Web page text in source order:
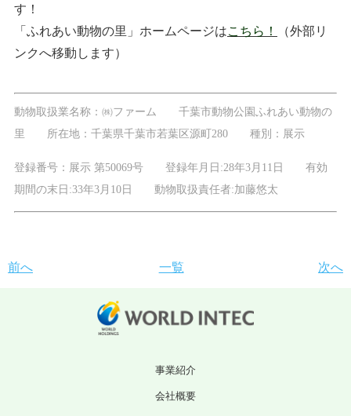
す！
「ふれあい動物の里」ホームページはこちら！
（外部リ
ンクへ移動します）
動物取扱業名称：㈱ファーム 千葉市動物公園ふれあい動物の
里 所在地：千葉県千葉市若葉区源町280 種別：展示
登録番号：展示 第50069号 登録年月日:28年3月11日 有効
期間の末日:33年3月10日 動物取扱責任者:加藤悠太
前へ 一覧 次へ
事業紹介
会社概要